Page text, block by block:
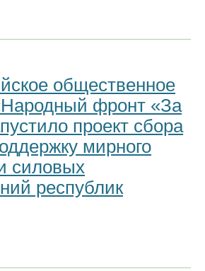
общественное
фронт «За
проект сбора
мирного
силовых
республик